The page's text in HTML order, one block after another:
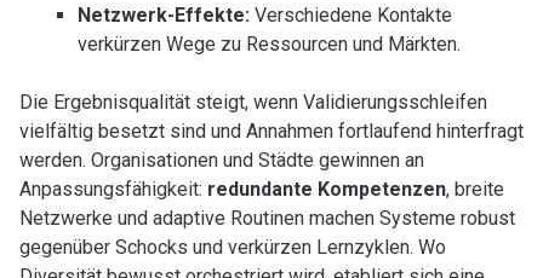
Netzwerk-Effekte: Verschiedene Kontakte
verkürzen Wege zu Ressourcen und Märkten.
Die Ergebnisqualität steigt, wenn Validierungsschleifen
vielfältig besetzt sind und Annahmen fortlaufend hinterfragt
werden. Organisationen und Städte gewinnen an
Anpassungsfähigkeit: redundante Kompetenzen, breite
Netzwerke und adaptive Routinen machen Systeme robust
gegenüber Schocks und verkürzen Lernzyklen. Wo